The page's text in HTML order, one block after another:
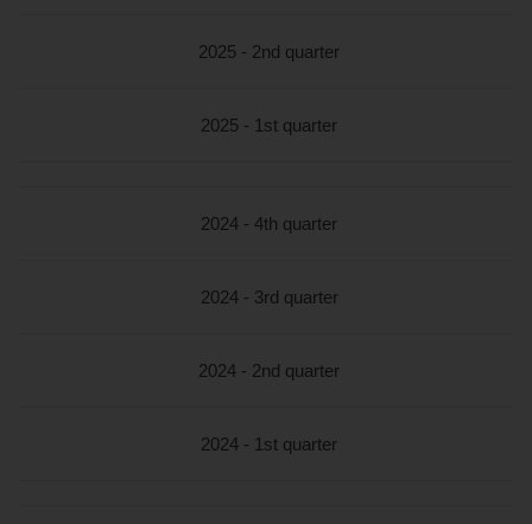
2025 - 2nd quarter
2025 - 1st quarter
2024 - 4th quarter
2024 - 3rd quarter
2024 - 2nd quarter
2024 - 1st quarter